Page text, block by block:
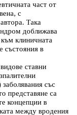
част от
с
Така
доближава
клиничната
състояния в
ставни
със
представяне са
концепции в
между вродения